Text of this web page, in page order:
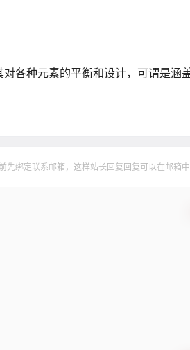
各种元素的平衡和设计，可谓是涵
先绑定联系邮箱，这样站长回复回复可以在邮箱